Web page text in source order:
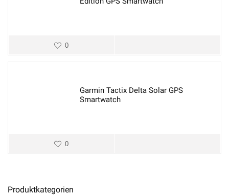
0
Garmin Tactix Delta Solar GPS
Smartwatch
0
Produktkategorien